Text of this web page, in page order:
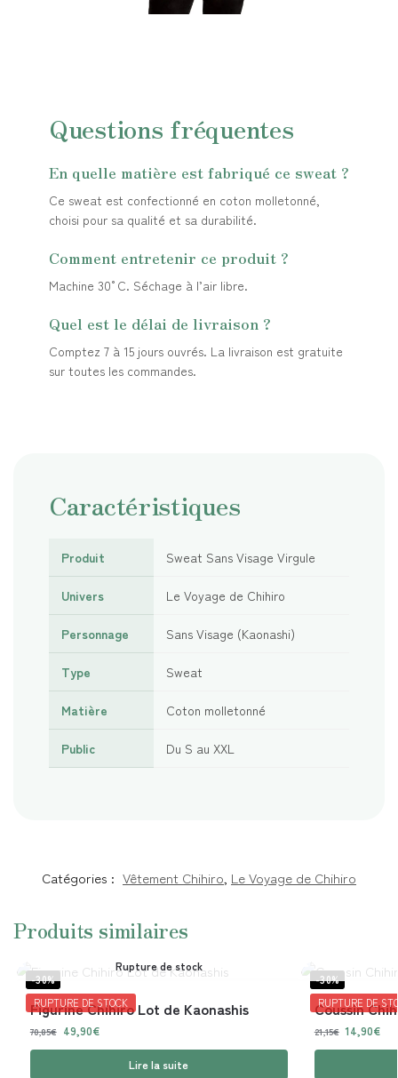
Questions fréquentes
En quelle matière est fabriqué ce sweat ?
Ce sweat est confectionné en coton molletonné,
choisi pour sa qualité et sa durabilité.
Comment entretenir ce produit ?
Machine 30°C. Séchage à l’air libre.
Quel est le délai de livraison ?
Comptez 7 à 15 jours ouvrés. La livraison est gratuite
sur toutes les commandes.
Caractéristiques
Produit Sweat Sans Visage Virgule
Univers Le Voyage de Chihiro
Personnage Sans Visage (Kaonashi)
Type Sweat
Matière Coton molletonné
Public Du S au XXL
Catégories : Vêtement Chihiro, Le Voyage de Chihiro
Produits similaires
-30%
RUPTURE DE STOCK
Rupture de stock
Figurine Chihiro Lot de Kaonashis
70,85€ 49,90€
Lire la suite
-30%
RUPTURE DE
Coussin
21,15€ 14,90€